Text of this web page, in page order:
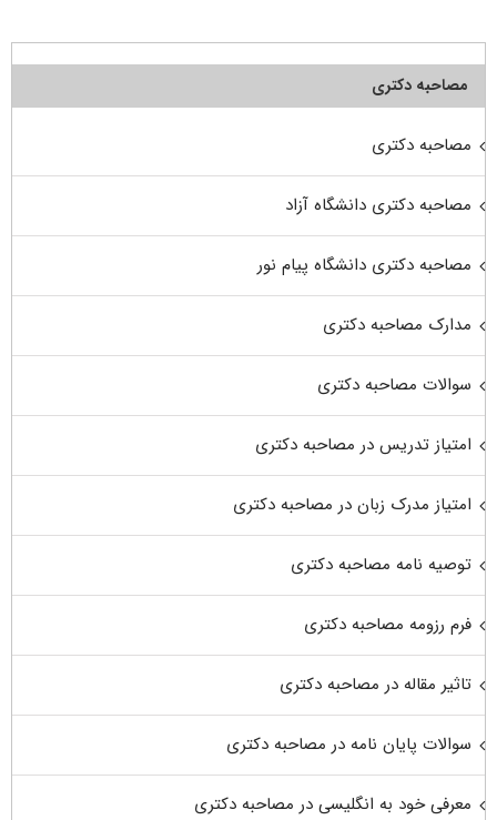
مصاحبه دکتری
مصاحبه دکتری
مصاحبه دکتری دانشگاه آزاد
مصاحبه دکتری دانشگاه پیام نور
مدارک مصاحبه دکتری
سوالات مصاحبه دکتری
امتیاز تدریس در مصاحبه دکتری
امتیاز مدرک زبان در مصاحبه دکتری
توصیه نامه مصاحبه دکتری
فرم رزومه مصاحبه دکتری
تاثیر مقاله در مصاحبه دکتری
سوالات پایان نامه در مصاحبه دکتری
معرفی خود به انگلیسی در مصاحبه دکتری